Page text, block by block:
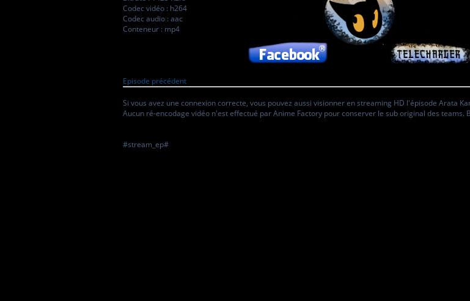
Codec vidéo : h264
Codec audio : aac
Conteneur : mp4
Episode précédent
Si vous avez une connexion correcte, vous pouvez aussi visionner en streaming HD l'épisode Arata
Aucun ré-encodage vidéo n'est effectué par Anime Factory pour conserver le sub original des teams.
#stream_ep#